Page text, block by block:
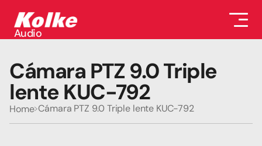
Audio
Auriculares
Conectividad
Gaming
Seguridad
Cámara PTZ 9.0 Triple
lente KUC-792
Home Cámara PTZ 9.0 Triple lente KUC-792